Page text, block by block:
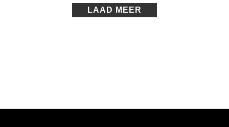
LAAD MEER